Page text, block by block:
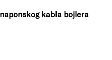
kabla bojlera